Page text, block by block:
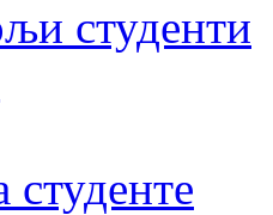
студенти
студенте